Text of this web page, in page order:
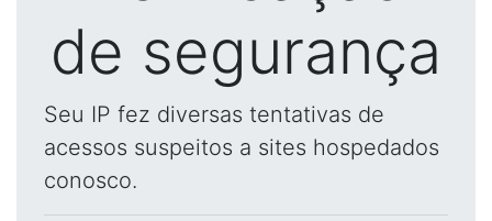
de segurança
Seu IP fez diversas tentativas de
acessos suspeitos a sites hospedados
conosco.